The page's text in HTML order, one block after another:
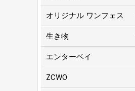
オリジナル ワンフェス
生き物
エンターベイ
ZCWO